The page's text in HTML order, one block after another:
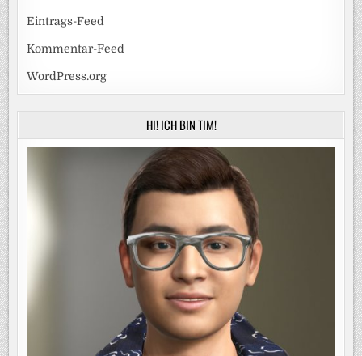
Eintrags-Feed
Kommentar-Feed
WordPress.org
HI! ICH BIN TIM!